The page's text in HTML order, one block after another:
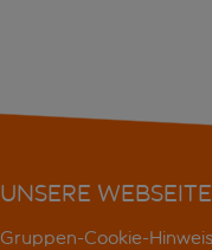
UNSERE WEBSEITE
Gruppen-Cookie-